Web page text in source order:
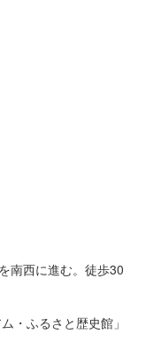
南西に進む。徒歩30
・ふるさと歴史館」